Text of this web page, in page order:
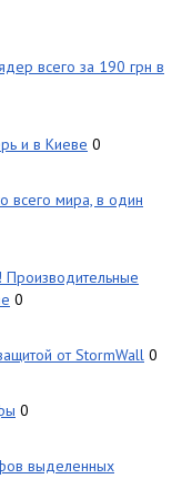
всего за 190 грн в
и в Киеве 0
всего мира, в один
Производительные
0
от StormWall 0
0
выделенных